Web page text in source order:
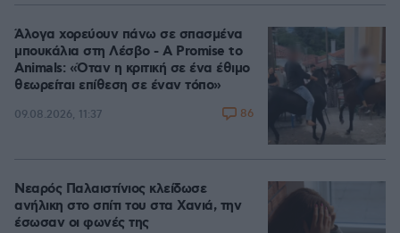
Άλογα χορεύουν πάνω σε σπασμένα
μπουκάλια στη Λέσβο - A Promise to
Animals: «Όταν η κριτική σε ένα έθιμο
θεωρείται επίθεση σε έναν τόπο»
09.08.2026, 11:37 86
Νεαρός Παλαιστίνιος κλείδωσε
ανήλικη στο σπίτι του στα Χανιά, την
έσωσαν οι φωνές της